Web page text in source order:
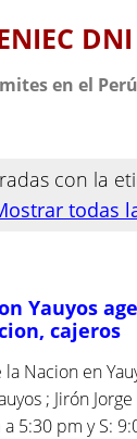
DNI
en el Perú
con la
todas
Yauyos
cajeros
Nacion en
; Jirón
5:30 pm y S: